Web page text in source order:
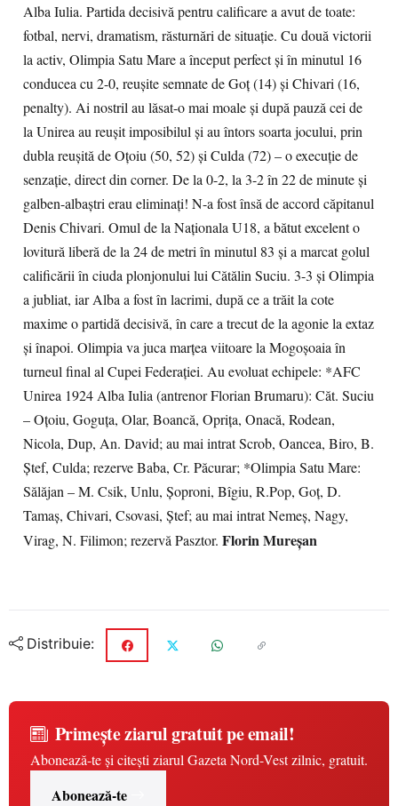
Alba Iulia. Partida decisivă pentru calificare a avut de toate:
fotbal, nervi, dramatism, răsturnări de situație. Cu două victorii
la activ, Olimpia Satu Mare a început perfect și în minutul 16
conducea cu 2-0, reușite semnate de Goț (14) și Chivari (16,
penalty). Ai nostril au lăsat-o mai moale şi după pauză cei de
la Unirea au reușit imposibilul și au întors soarta jocului, prin
dubla reușită de Oțoiu (50, 52) și Culda (72) – o execuție de
senzație, direct din corner. De la 0-2, la 3-2 în 22 de minute și
galben-albaştri erau eliminaţi! N-a fost însă de accord căpitanul
Denis Chivari. Omul de la Naţionala U18, a bătut excelent o
lovitură liberă de la 24 de metri în minutul 83 şi a marcat golul
calificării în ciuda plonjonului lui Cătălin Suciu. 3-3 și Olimpia
a jubliat, iar Alba a fost în lacrimi, după ce a trăit la cote
maxime o partidă decisivă, în care a trecut de la agonie la extaz
și înapoi. Olimpia va juca marţea viitoare la Mogoşoaia în
turneul final al Cupei Federaţiei. Au evoluat echipele: *AFC
Unirea 1924 Alba Iulia (antrenor Florian Brumaru): Căt. Suciu
– Oțoiu, Goguța, Olar, Boancă, Oprița, Onacă, Rodean,
Nicola, Dup, An. David; au mai intrat Scrob, Oancea, Biro, B.
Ștef, Culda; rezerve Baba, Cr. Păcurar; *Olimpia Satu Mare:
Sălăjan – M. Csik, Unlu, Șoproni, Bîgiu, R.Pop, Goț, D.
Tamaș, Chivari, Csovasi, Ştef; au mai intrat Nemeș, Nagy,
Virag, N. Filimon; rezervă Pasztor. Florin Mureşan
Distribuie:
Primește ziarul gratuit pe email!
Abonează-te și citești ziarul Gazeta Nord-Vest zilnic, gratuit.
Abonează-te